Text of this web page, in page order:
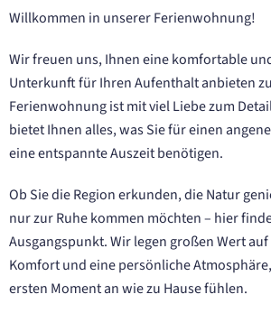
Willkommen in unserer Ferienwohnung!
Wir freuen uns, Ihnen eine komfortable
Unterkunft für Ihren Aufenthalt anbieten
Ferienwohnung ist mit viel Liebe zum
bietet Ihnen alles, was Sie für einen
eine entspannte Auszeit benötigen.
Ob Sie die Region erkunden, die Natur
nur zur Ruhe kommen möchten – hier
Ausgangspunkt. Wir legen großen Wert
Komfort und eine persönliche
ersten Moment an wie zu Hause fühlen.